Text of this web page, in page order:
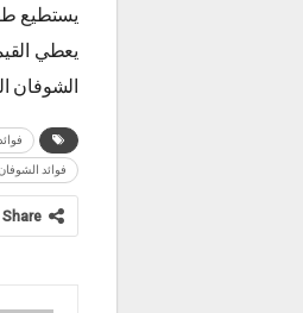
يستطيع
يعطي
الشوفان
فوائد
Share